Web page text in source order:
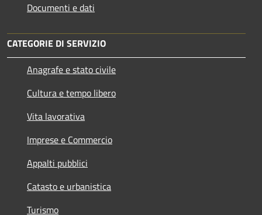
Documenti e dati
CATEGORIE DI SERVIZIO
Anagrafe e stato civile
Cultura e tempo libero
Vita lavorativa
Imprese e Commercio
Appalti pubblici
Catasto e urbanistica
Turismo